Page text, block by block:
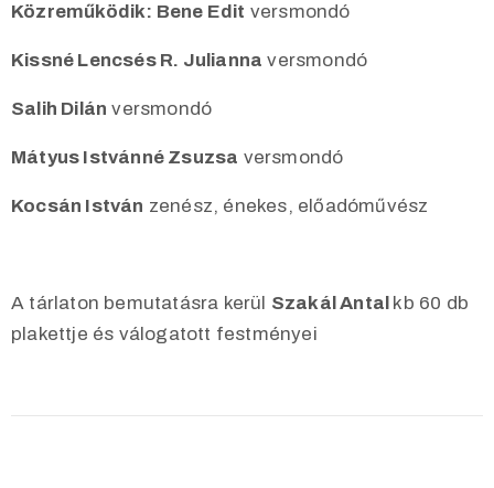
Közreműködik: Bene Edit versmondó
Kissné Lencsés R. Julianna versmondó
Salih Dilán versmondó
Mátyus Istvánné Zsuzsa versmondó
Kocsán István zenész, énekes, előadóművész
A tárlaton bemutatásra kerül Szakál Antal kb 60 db
plakettje és válogatott festményei